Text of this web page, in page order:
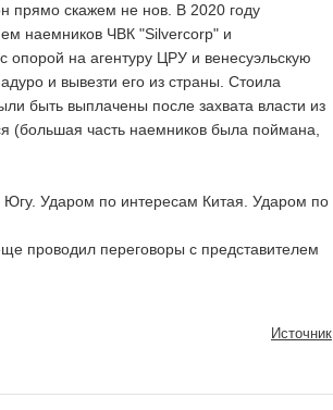
прямо скажем не нов. В 2020 году
наемников ЧВК "Silvercorp" и
на агентуру ЦРУ и венесуэльскую
и вывезти его из страны. Стоила
быть выплачены после захвата власти из
(большая часть наемников была поймана,
Ударом по интересам Китая. Ударом по
проводил переговоры с представителем
Источник